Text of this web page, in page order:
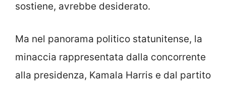
sostiene, avrebbe desiderato.
Ma nel panorama politico statunitense, la
minaccia rappresentata dalla concorrente
alla presidenza, Kamala Harris e dal partito